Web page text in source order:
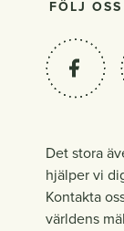
FÖLJ OSS
Det stora
hjälper vi
Kontakta
världens